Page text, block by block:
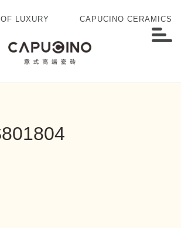
LUXURY CAPUCINO CERAMICS